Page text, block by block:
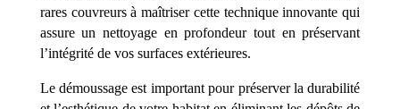
rares couvreurs à maîtriser cette technique innovante qui
assure un nettoyage en profondeur tout en préservant
l’intégrité de vos surfaces extérieures.
Le démoussage est important pour préserver la durabilité